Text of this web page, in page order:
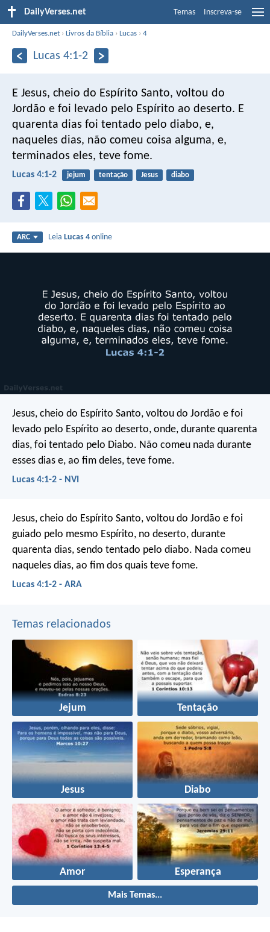
DailyVerses.net Temas Inscreva-se
DailyVerses.net ›Livros da Bíblia ›Lucas ›4
Lucas 4:1-2
E Jesus, cheio do Espírito Santo, voltou do
Jordão e foi levado pelo Espírito ao deserto. E
quarenta dias foi tentado pelo diabo, e,
naqueles dias, não comeu coisa alguma, e,
terminados eles, teve fome.
Lucas 4:1-2 jejum tentação Jesus diabo
ARC LeiaLucas 4 online
Jesus, cheio do Espírito Santo, voltou do Jordão e foi
levado pelo Espírito ao deserto, onde, durante quarenta
dias, foi tentado pelo Diabo. Não comeu nada durante
esses dias e, ao fim deles, teve fome.
Lucas 4:1-2 - NVI
Jesus, cheio do Espírito Santo, voltou do Jordão e foi
guiado pelo mesmo Espírito, no deserto, durante
quarenta dias, sendo tentado pelo diabo. Nada comeu
naqueles dias, ao fim dos quais teve fome.
Lucas 4:1-2 - ARA
Temas relacionados
Jejum Tentação
Jesus Diabo
Amor Esperança
Mais Temas...